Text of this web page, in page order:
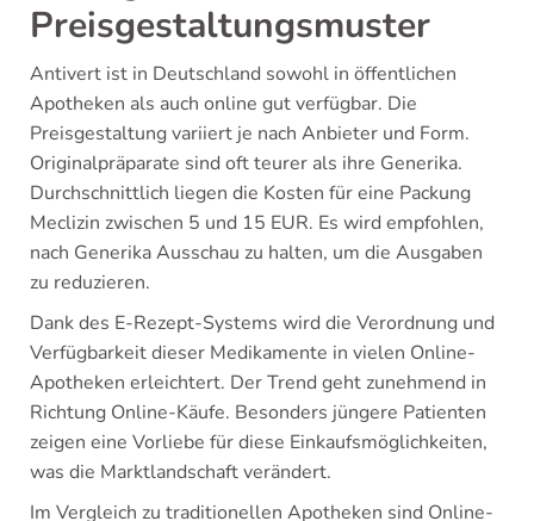
Preisgestaltungsmuster
Antivert ist in Deutschland sowohl in öffentlichen
Apotheken als auch online gut verfügbar. Die
Preisgestaltung variiert je nach Anbieter und Form.
Originalpräparate sind oft teurer als ihre Generika.
Durchschnittlich liegen die Kosten für eine Packung
Meclizin zwischen 5 und 15 EUR. Es wird empfohlen,
nach Generika Ausschau zu halten, um die Ausgaben
zu reduzieren.
Dank des E-Rezept-Systems wird die Verordnung und
Verfügbarkeit dieser Medikamente in vielen Online-
Apotheken erleichtert. Der Trend geht zunehmend in
Richtung Online-Käufe. Besonders jüngere Patienten
zeigen eine Vorliebe für diese Einkaufsmöglichkeiten,
was die Marktlandschaft verändert.
Im Vergleich zu traditionellen Apotheken sind Online-